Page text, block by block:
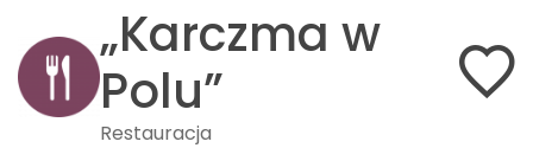
„Karczma w
Polu”
Restauracja